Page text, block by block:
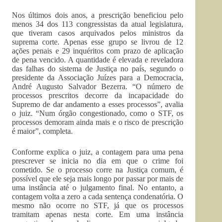
Nos últimos dois anos, a prescrição beneficiou pelo
menos 34 dos 113 congressistas da atual legislatura,
que tiveram casos arquivados pelos ministros da
suprema corte. Apenas esse grupo se livrou de 12
ações penais e 29 inquéritos com prazo de aplicação
de pena vencido. A quantidade é elevada e reveladora
das falhas do sistema de Justiça no país, segundo o
presidente da Associação Juízes para a Democracia,
André Augusto Salvador Bezerra. “O número de
processos prescritos decorre da incapacidade do
Supremo de dar andamento a esses processos”, avalia
o juiz. “Num órgão congestionado, como o STF, os
processos demoram ainda mais e o risco de prescrição
é maior”, completa.
Conforme explica o juiz, a contagem para uma pena
prescrever se inicia no dia em que o crime foi
cometido. Se o processo corre na Justiça comum, é
possível que ele seja mais longo por passar por mais de
uma instância até o julgamento final. No entanto, a
contagem volta a zero a cada sentença condenatória. O
mesmo não ocorre no STF, já que os processos
tramitam apenas nesta corte. Em uma instância